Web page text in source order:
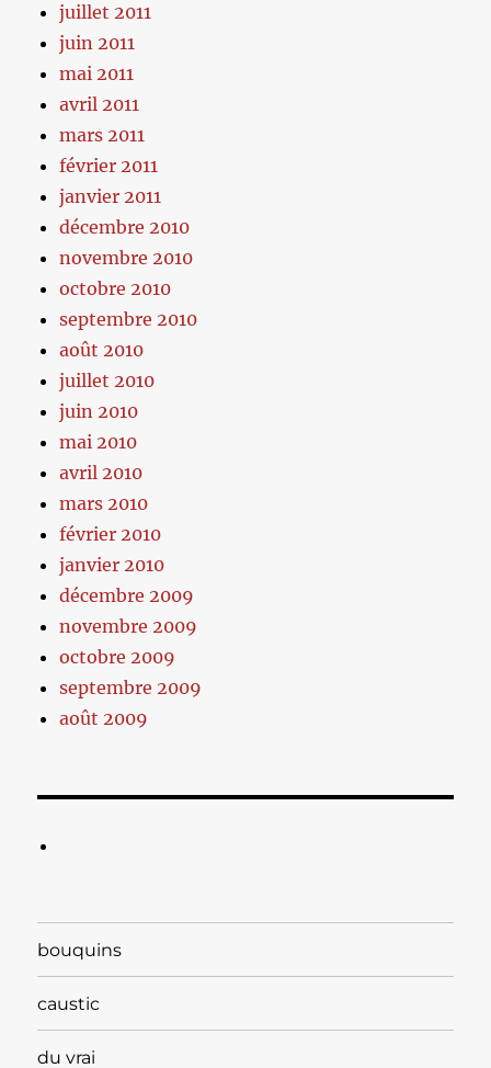
juillet 2011
juin 2011
mai 2011
avril 2011
mars 2011
février 2011
janvier 2011
décembre 2010
novembre 2010
octobre 2010
septembre 2010
août 2010
juillet 2010
juin 2010
mai 2010
avril 2010
mars 2010
février 2010
janvier 2010
décembre 2009
novembre 2009
octobre 2009
septembre 2009
août 2009
bouquins
caustic
du vrai